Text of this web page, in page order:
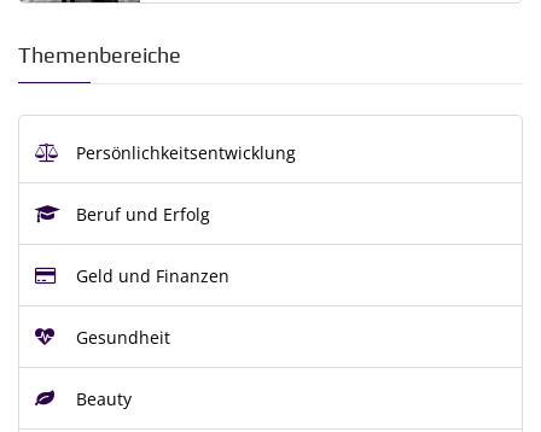
Themenbereiche
Persönlichkeitsentwicklung
Beruf und Erfolg
Geld und Finanzen
Gesundheit
Beauty